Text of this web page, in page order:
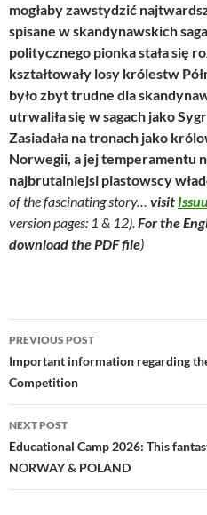
mogłaby zawstydzić
spisane w skandynawskich
politycznego pionka stała się
kształtowały losy królestw
było zbyt trudne dla
utrwaliła się w sagach jako
Zasiadała na tronach jako
Norwegii, a jej temperamentu
najbrutalniejsi piastowscy
of the fascinating story… visit
version pages: 1 & 12).For the
download the PDF file)
Post
navigation
PREVIOUS POST
Important information regarding
Competition
NEXT POST
Educational Camp 2026: This
NORWAY & POLAND